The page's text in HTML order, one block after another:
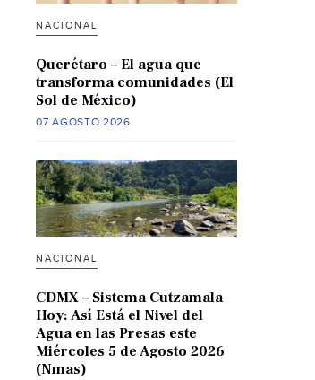
NACIONAL
Querétaro – El agua que
transforma comunidades (El
Sol de México)
07 AGOSTO 2026
NACIONAL
CDMX – Sistema Cutzamala
Hoy: Así Está el Nivel del
Agua en las Presas este
Miércoles 5 de Agosto 2026
(Nmas)